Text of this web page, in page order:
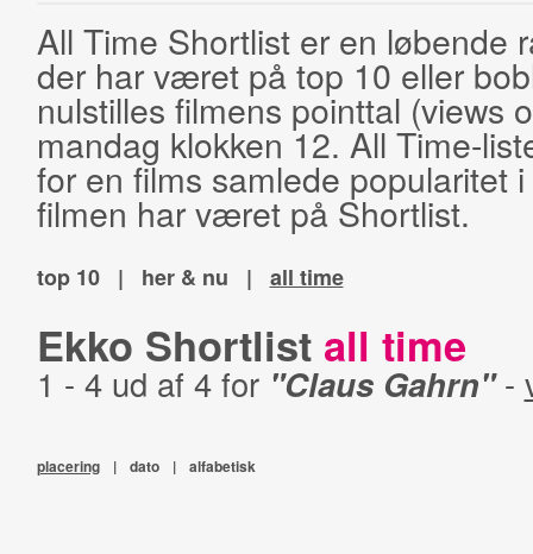
All Time Shortlist er en løbende
der har været på top 10 eller
nulstilles filmens pointtal (views
mandag klokken 12. All Time-
for en films samlede popularitet
filmen har været på Shortlist.
top 10 | her & nu | all time
Ekko Shortlist all time
1 - 4 ud af 4 for "Claus Gahrn"-
placering | dato | alfabetisk